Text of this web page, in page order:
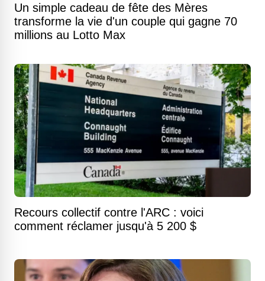
Un simple cadeau de fête des Mères
transforme la vie d'un couple qui gagne 70
millions au Lotto Max
Recours collectif contre l'ARC : voici
comment réclamer jusqu'à 5 200 $